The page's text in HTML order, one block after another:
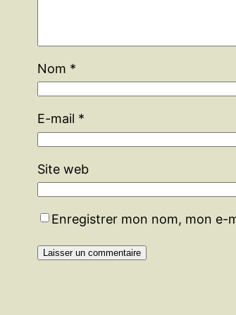
Nom *
E-mail *
Site web
Enregistrer mon nom, mon e-